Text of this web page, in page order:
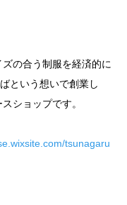
の合う制服を経済的に
という想いで創業し
ショップです。
tsunagaru